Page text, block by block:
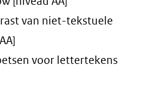
van niet-tekstuele
voor lettertekens